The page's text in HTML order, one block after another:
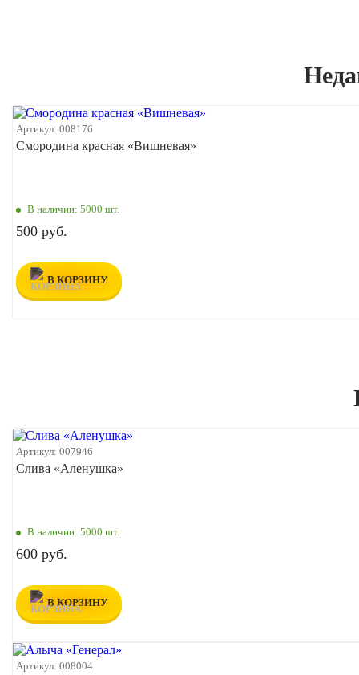
Артикул: 008176
Смородина красная «Вишневая»
В наличии: 5000 шт.
500 руб.
В КОРЗИНУ
Артикул: 007946
Слива «Аленушка»
В наличии: 5000 шт.
600 руб.
В КОРЗИНУ
Артикул: 008004